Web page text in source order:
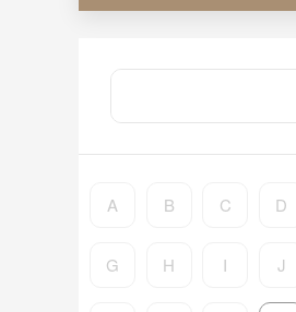
A B C D
G H I J